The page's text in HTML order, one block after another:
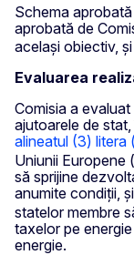
Schema
aprobată de
același obiectiv,
Evaluarea
Comisia a
ajutoarele de
alineatul (3) litera
Uniunii Europene
să sprijine
anumite condiții,
statelor membre
taxelor pe
energie.